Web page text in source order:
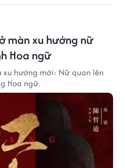
màn xu hướng nữ
Hoa ngữ
xu hướng mới: Nữ quan lên
Hoa ngữ.